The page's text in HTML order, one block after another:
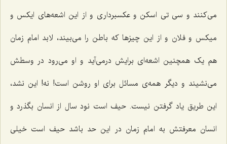
می‌کنند و سی تی اسکن و عکسبرداری و از این اشعه‌های ایکس و
میکس و فلان و از این چیزها که باطن را می‌بیند، لابد امام زمان
هم یک همچنین اشعه‌ای برایش درمی‌آید و او می‌رود در وسطش
می‌نشیند و دیگر همه‌ی مسائل برای او روشن است! نه! این نشد،
این طریق یاد گرفتن نیست. حیف است نود سال از انسان بگذرد و
انسان معرفتش به امام زمان در این حد باشد حیف است خیلی